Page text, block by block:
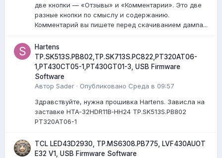
две кнопки — «Отзывы» и «Комментарии». Это две
разные кнопки по смыслу и содержанию.
Комментарий вы пишете перед скачиванием дампа...
Hartens
TP.SK513S.PB802,TP.SK713S.PC822,PT320AT06-
1,PT430CT05-1,PT430GT01-3, USB Firmware
Software
Автор Sader · Опубликовано Среда в 09:57
Здравствуйте, нужна прошивка Hartens. Зависла на
заставке HTA‑32HDR11B‑HH24 TP.SK513S.PB802
PT320AT06-1
TCL LED43D2930, TP.MS6308.PB775, LVF430AUOT
E32 V1, USB Firmware Software